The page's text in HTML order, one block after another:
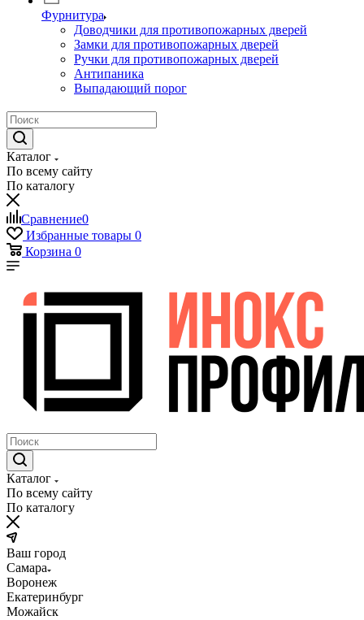
Фурнитура
Доводчики для противопожарных дверей
Замки для противопожарных дверей
Ручки для противопожарных дверей
Антипаника
Выпадающий порог
Каталог
По всему сайту
По каталогу
Сравнение0
Избранные товары 0
Корзина 0
Каталог
По всему сайту
По каталогу
Ваш город
Самара
Воронеж
Екатеринбург
Можайск